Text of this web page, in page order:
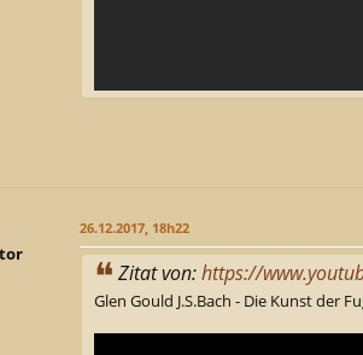
26.12.2017, 18h22
Zitat von:https://
Glen Gould J.S.Bach - Die Kunst der